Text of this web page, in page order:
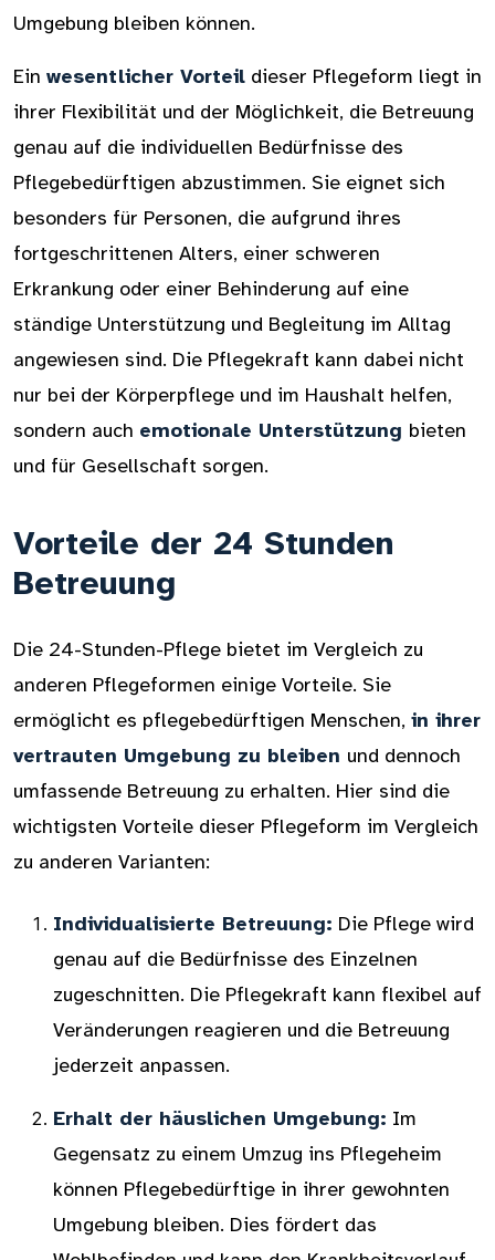
Umgebung bleiben können.
Ein wesentlicher Vorteil dieser Pflegeform liegt in
ihrer Flexibilität und der Möglichkeit, die Betreuung
genau auf die individuellen Bedürfnisse des
Pflegebedürftigen abzustimmen. Sie eignet sich
besonders für Personen, die aufgrund ihres
fortgeschrittenen Alters, einer schweren
Erkrankung oder einer Behinderung auf eine
ständige Unterstützung und Begleitung im Alltag
angewiesen sind. Die Pflegekraft kann dabei nicht
nur bei der Körperpflege und im Haushalt helfen,
sondern auch emotionale Unterstützung bieten
und für Gesellschaft sorgen.
Vorteile der 24 Stunden
Betreuung
Die 24-Stunden-Pflege bietet im Vergleich zu
anderen Pflegeformen einige Vorteile. Sie
ermöglicht es pflegebedürftigen Menschen, in ihrer
vertrauten Umgebung zu bleiben und dennoch
umfassende Betreuung zu erhalten. Hier sind die
wichtigsten Vorteile dieser Pflegeform im Vergleich
zu anderen Varianten:
Individualisierte Betreuung: Die Pflege wird
genau auf die Bedürfnisse des Einzelnen
zugeschnitten. Die Pflegekraft kann flexibel auf
Veränderungen reagieren und die Betreuung
jederzeit anpassen.
Erhalt der häuslichen Umgebung: Im
Gegensatz zu einem Umzug ins Pflegeheim
können Pflegebedürftige in ihrer gewohnten
Umgebung bleiben. Dies fördert das